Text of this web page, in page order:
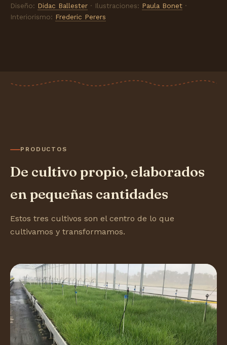
Diseño: Didac Ballester · Ilustraciones: Paula Bonet ·
Interiorismo: Frederic Perers
PRODUCTOS
De cultivo propio, elaborados
en pequeñas cantidades
Estos tres cultivos son el centro de lo que
cultivamos y transformamos.